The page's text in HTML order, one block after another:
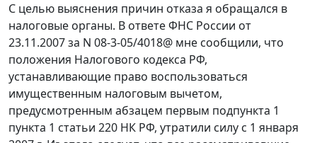
С целью выяснения причин отказа я обращался в
налоговые органы. В ответе ФНС России от
23.11.2007 за N 08-3-05/4018@ мне сообщили, что
положения Налогового кодекса РФ,
устанавливающие право воспользоваться
имущественным налоговым вычетом,
предусмотренным абзацем первым подпункта 1
пункта 1 статьи 220 НК РФ, утратили силу с 1 января